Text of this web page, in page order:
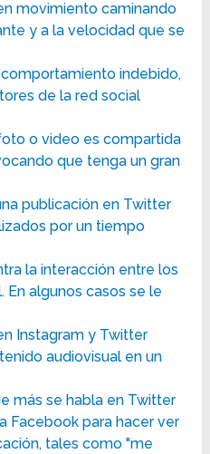
movimiento caminando
y a la velocidad que se
indebido,
de la red social
o video es compartida
que tenga un gran
publicación en Twitter
por un tiempo
la interacción entre los
En algunos casos se le
Instagram y Twitter
audiovisual en un
más se habla en Twitter
Facebook para hacer ver
tales como "me